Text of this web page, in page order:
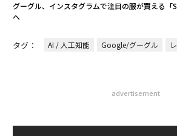
グーグル、インスタグラムで注目の服が買える
へ
タグ： AI / 人工知能 Google/グーグル
advertisement